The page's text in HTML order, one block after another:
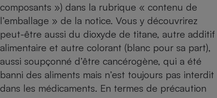
composants ») dans la rubrique « contenu de
l’emballage » de la notice. Vous y découvrirez
peut-être aussi du dioxyde de titane, autre additif
alimentaire et autre colorant (blanc pour sa part),
aussi soupçonné d’être cancérogène, qui a été
banni des aliments mais n’est toujours pas interdit
dans les médicaments. En termes de précaution